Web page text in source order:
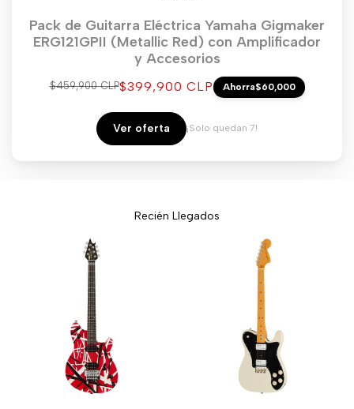
Pack de Guitarra Eléctrica Yamaha Gigmaker
ERG121GPII (Metallic Red) con Amplificador
y Accesorios
Precio
$459,900 CLPPrecio
venta
$399,900 CLP Ahorra$60,000
Ver oferta ¡Solo quedan 7!
Recién Llegados